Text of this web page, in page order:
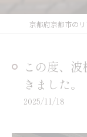
この度、
きました。
2025/11/18